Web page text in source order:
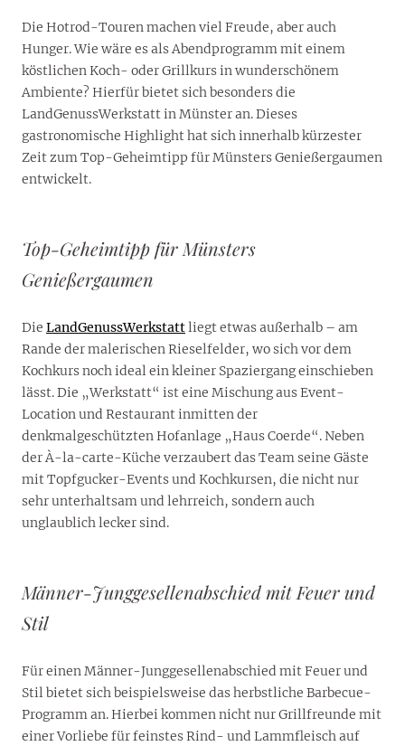
Die Hotrod-Touren machen viel Freude, aber auch
Hunger. Wie wäre es als Abendprogramm mit einem
köstlichen Koch- oder Grillkurs in wunderschönem
Ambiente? Hierfür bietet sich besonders die
LandGenussWerkstatt in Münster an. Dieses
gastronomische Highlight hat sich innerhalb kürzester
Zeit zum Top-Geheimtipp für Münsters Genießergaumen
entwickelt.
Top-Geheimtipp für Münsters
Genießergaumen
Die LandGenussWerkstattliegt etwas außerhalb – am
Rande der malerischen Rieselfelder, wo sich vor dem
Kochkurs noch ideal ein kleiner Spaziergang einschieben
lässt. Die „Werkstatt“ ist eine Mischung aus Event-
Location und Restaurant inmitten der
denkmalgeschützten Hofanlage „Haus Coerde“. Neben
der À-la-carte-Küche verzaubert das Team seine Gäste
mit Topfgucker-Events und Kochkursen, die nicht nur
sehr unterhaltsam und lehrreich, sondern auch
unglaublich lecker sind.
Männer-Junggesellenabschied mit Feuer und
Stil
Für einen Männer-Junggesellenabschied mit Feuer und
Stil bietet sich beispielsweise das herbstliche Barbecue-
Programm an. Hierbei kommen nicht nur Grillfreunde mit
einer Vorliebe für feinstes Rind- und Lammfleisch auf